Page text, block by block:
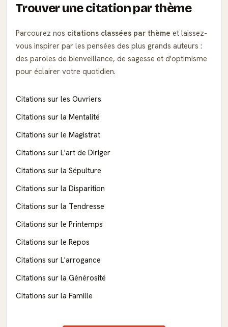
Trouver une citation par thème
Parcourez nos citations classées par thème et laissez-
vous inspirer par les pensées des plus grands auteurs :
des paroles de bienveillance, de sagesse et d'optimisme
pour éclairer votre quotidien.
Citations sur les Ouvriers
Citations sur la Mentalité
Citations sur le Magistrat
Citations sur L'art de Diriger
Citations sur la Sépulture
Citations sur la Disparition
Citations sur la Tendresse
Citations sur le Printemps
Citations sur le Repos
Citations sur L'arrogance
Citations sur la Générosité
Citations sur la Famille